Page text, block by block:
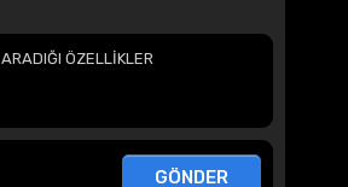
ARADIĞI ÖZELLİKLER